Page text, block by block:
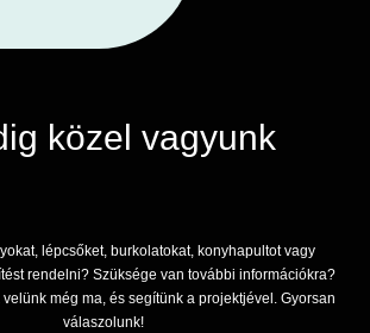
közel vagyunk
lépcsőket, burkolatokat, konyhapultot vagy
rendelni? Szüksége van további információkra?
még ma, és segítünk a projektjével. Gyorsan
válaszolunk!